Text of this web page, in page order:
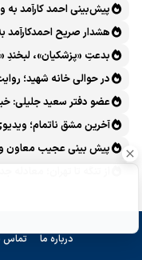
پیش‌بینی احمد کارآمد
هشدار صریح احمدکارآمد
بدعتِ «پزشکیان»،
قانون‌گریزی در روز روشن!
در حوالی خانه شهید؛
عضو دفتر سعید جلیلی:
است
آخرین مشق ناتمام؛
پربازدید شد
پیش بینی عجیب معاون
از تنگه تا تهران؛ معادله
درباره ما تماس